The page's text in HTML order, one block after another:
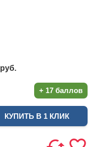
руб.
+ 17 баллов
КУПИТЬ В 1 КЛИК